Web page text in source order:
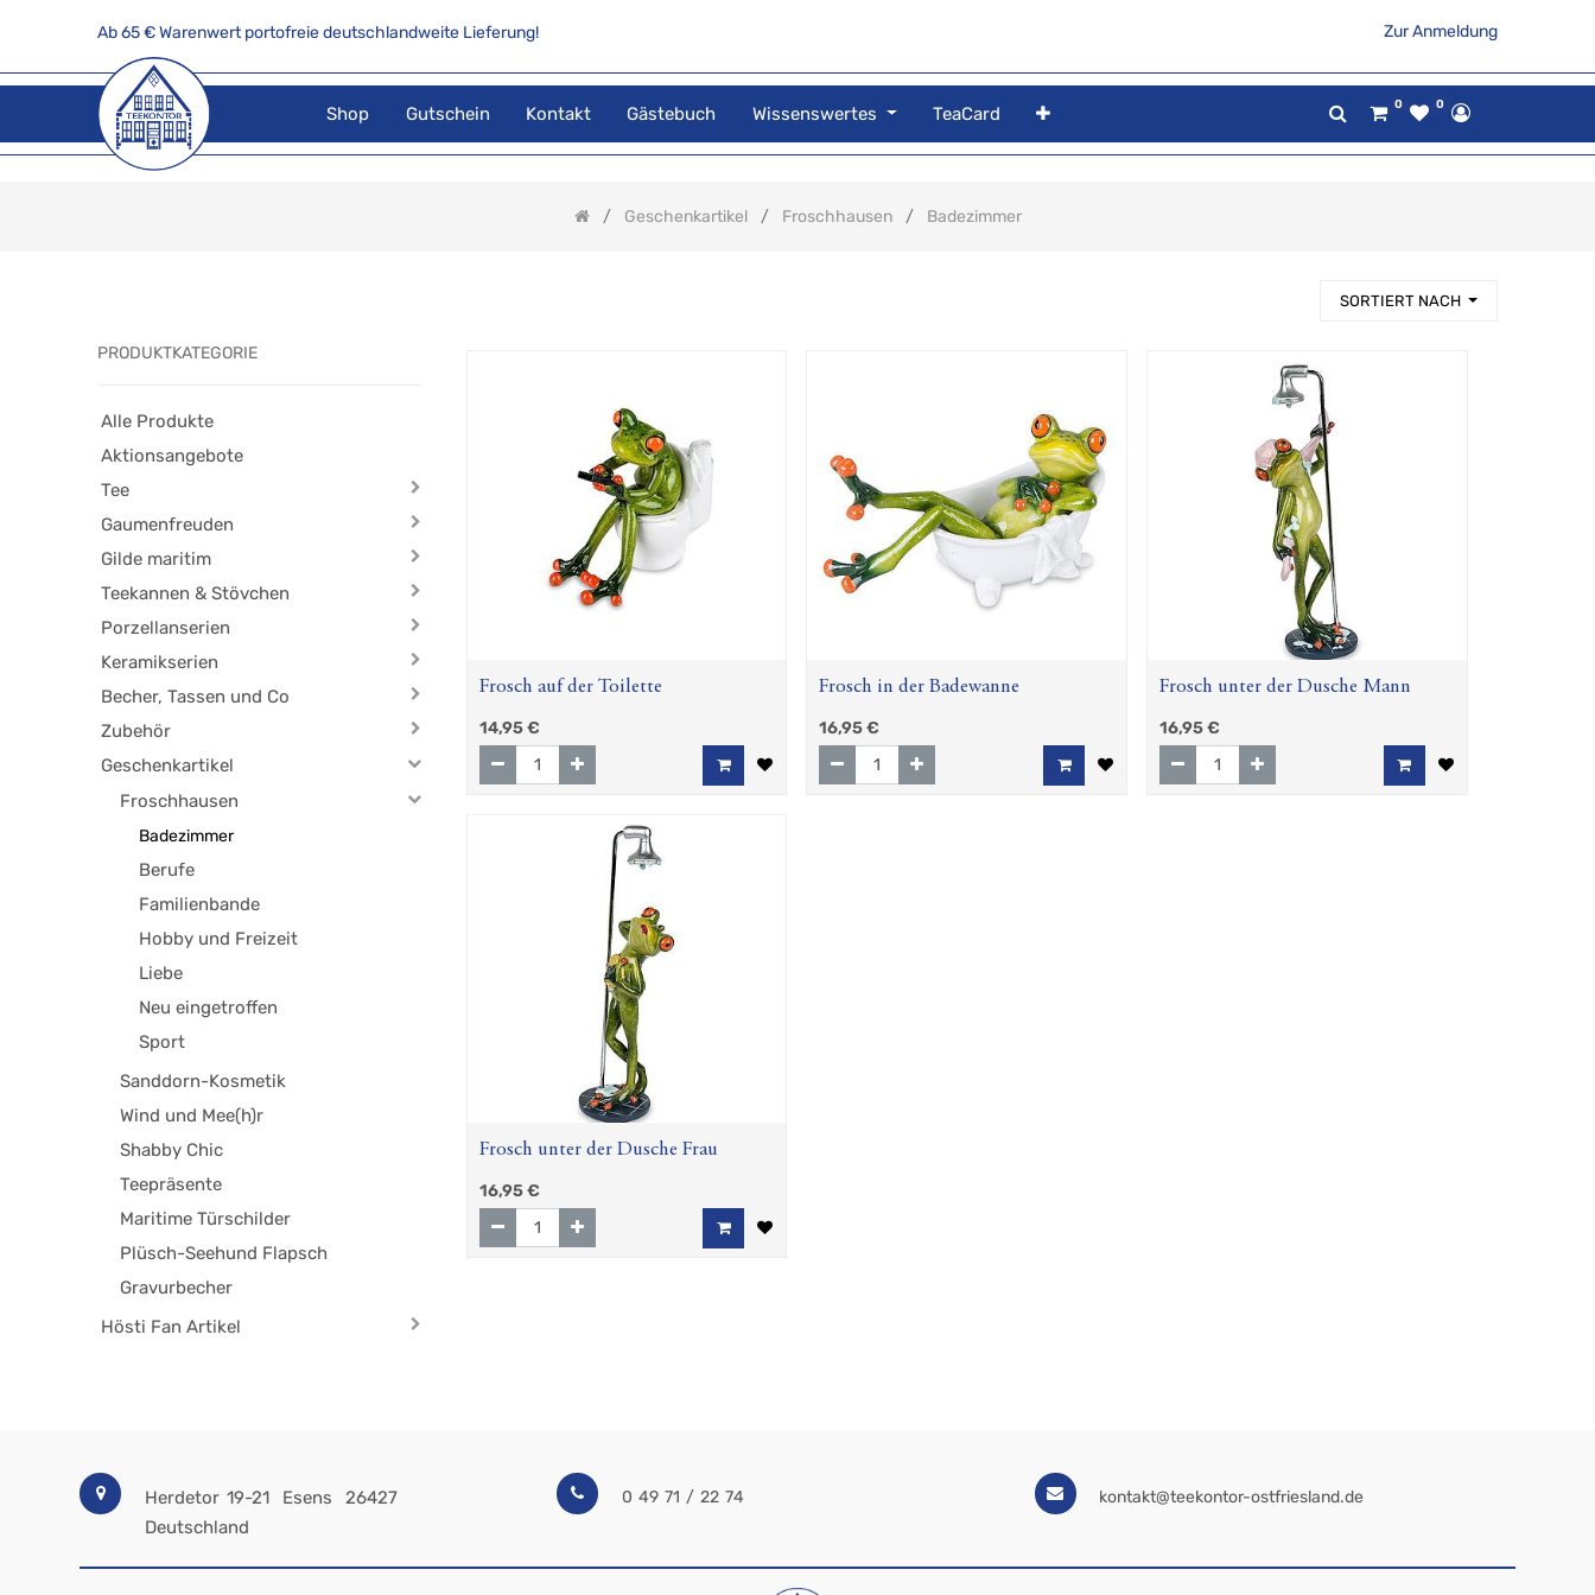
Ab 65 € Warenwert portofreie deutschlandweite Lieferung! Zur Anmeldung
Shop Gutschein Kontakt Gästebuch Wissenswertes TeaCard 0 0
Geschenkartikel Froschhausen Badezimmer
SORTIERT NACH
PRODUKTKATEGORIE
Alle Produkte
Aktionsangebote
Tee
Gaumenfreuden
Gilde maritim
Teekannen & Stövchen
Porzellanserien
Keramikserien
Becher, Tassen und Co
Zubehör
Geschenkartikel
Froschhausen
Badezimmer
Berufe
Familienbande
Hobby und Freizeit
Liebe
Neu eingetroffen
Sport
Sanddorn-Kosmetik
Wind und Mee(h)r
Shabby Chic
Teepräsente
Maritime Türschilder
Plüsch-Seehund Flapsch
Gravurbecher
Hösti Fan Artikel
Frosch auf der Toilette
14,95€
Frosch in der Badewanne
16,95€
Frosch unter der Dusche Mann
16,95€
Frosch unter der Dusche Frau
16,95€
Herdetor 19-21 Esens
26427
Deutschland
0 49 71 / 22 74 kontakt@teekontor-ostfriesland.de